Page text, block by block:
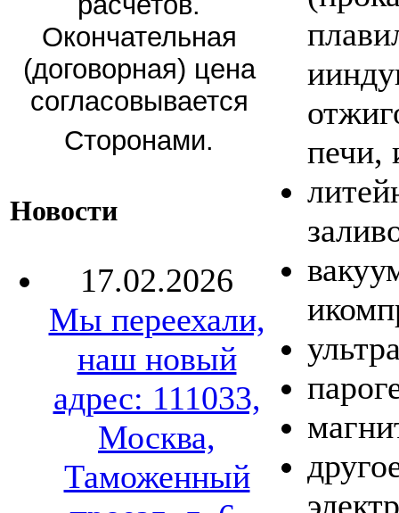
Окончательная
(договорная) цена
согласовывается
Сторонами.
Новости
17.02.2026
Мы переехали,
наш новый
адрес: 111033,
Москва,
Таможенный
печи,